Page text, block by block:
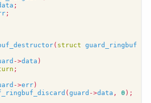
;
;
( struct guard_ringbuf
->data )
;
->err )
( guard ->data , 0 );